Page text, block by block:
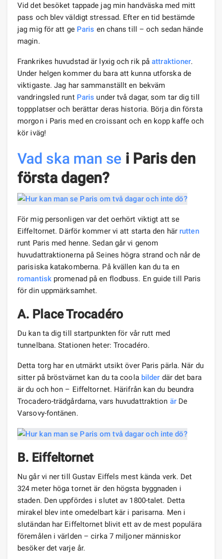
Vid det besöket tappade jag min handväska med mitt
pass och blev väldigt stressad. Efter en tid bestämde
jag mig för att ge Paris en chans till – och sedan hände
magin.
Frankrikes huvudstad är lyxig och rik påattraktioner.
Under helgen kommer du bara att kunna utforska de
viktigaste. Jag har sammanställt en bekväm
vandringsled runt Paris under två dagar, som tar dig till
toppplatser och berättar deras historia. Börja din första
morgon i Paris med en croissant och en kopp kaffe och
kör iväg!
Vad ska man se i Paris den
första dagen?
För mig personligen var det oerhört viktigt att se
Eiffeltornet. Därför kommer vi att starta den här rutten
runt Paris med henne. Sedan går vi genom
huvudattraktionerna på Seines högra strand och når de
parisiska katakomberna. På kvällen kan du ta en
romantiskpromenad på en flodbuss. En guide till Paris
för din uppmärksamhet.
A. Place Trocadéro
Du kan ta dig till startpunkten för vår rutt med
tunnelbana. Stationen heter: Trocadéro.
Detta torg har en utmärkt utsikt över Paris pärla. När du
sitter på bröstvärnet kan du ta coola bilder där det bara
är du och hon – Eiffeltornet. Härifrån kan du beundra
Trocadero-trädgårdarna, vars huvudattraktion ärDe
Varsovy-fontänen.
B. Eiffeltornet
Nu går vi ner till Gustav Eiffels mest kända verk. Det
324 meter höga tornet är den högsta byggnaden i
staden. Den uppfördes i slutet av 1800-talet. Detta
mirakel blev inte omedelbart kär i parisarna. Men i
slutändan har Eiffeltornet blivit ett av de mest populära
föremålen i världen – cirka 7 miljoner människor
besöker det varje år.